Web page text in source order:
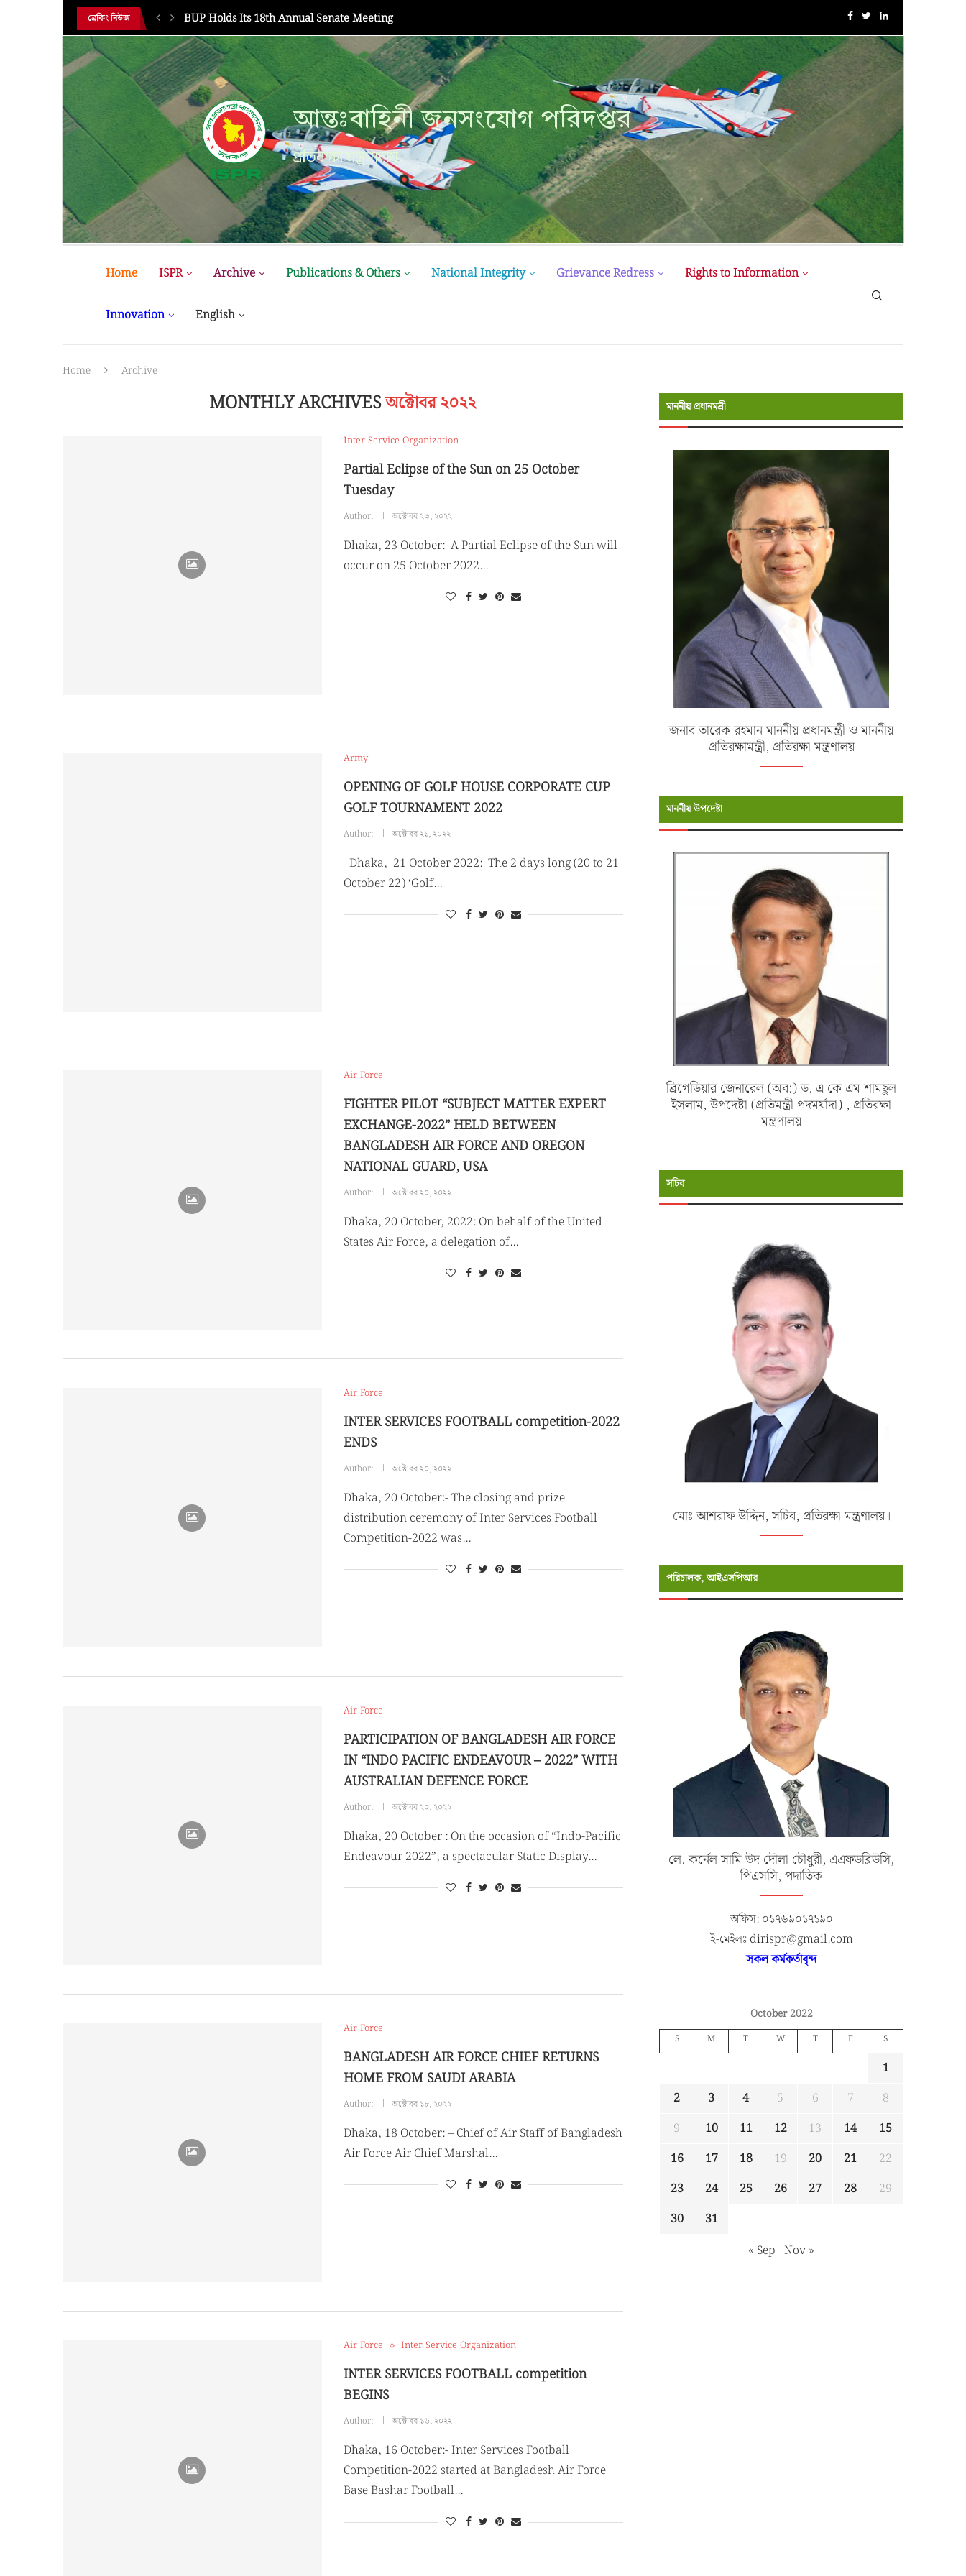
ব্রেকিং নিউজ BUP Holds Its 18th Annual Senate Meeting MIST MAVIROV Crowned as Champion at MATE ROV...
আন্তঃবাহিনী জনসংযোগ পরিদপ্তর
প্রতিরক্ষা মন্ত্রণালয়
Home ISPR Archive Publications & Others National Integrity Grievance Redress Rights to Information
Innovation English
Home Archive
MONTHLY ARCHIVESঅক্টোবর ২০২২
Inter Service Organization
Partial Eclipse of the Sun on 25 October
Tuesday
Author: অক্টোবর ২৩, ২০২২
Dhaka, 23 October: A Partial Eclipse of the Sun will
occur on 25 October 2022…
Army
OPENING OF GOLF HOUSE CORPORATE CUP
GOLF TOURNAMENT 2022
Author: অক্টোবর ২১, ২০২২
Dhaka, 21 October 2022: The 2 days long (20 to 21
October 22) ‘Golf…
Air Force
FIGHTER PILOT “SUBJECT MATTER EXPERT
EXCHANGE-2022” HELD BETWEEN
BANGLADESH AIR FORCE AND OREGON
NATIONAL GUARD, USA
Author: অক্টোবর ২০, ২০২২
Dhaka, 20 October, 2022: On behalf of the United
States Air Force, a delegation of…
Air Force
INTER SERVICES FOOTBALL competition-2022
ENDS
Author: অক্টোবর ২০, ২০২২
Dhaka, 20 October:- The closing and prize
distribution ceremony of Inter Services Football
Competition-2022 was…
Air Force
PARTICIPATION OF BANGLADESH AIR FORCE
IN “INDO PACIFIC ENDEAVOUR – 2022” WITH
AUSTRALIAN DEFENCE FORCE
Author: অক্টোবর ২০, ২০২২
Dhaka, 20 October : On the occasion of “Indo-Pacific
Endeavour 2022”, a spectacular Static Display…
Air Force
BANGLADESH AIR FORCE CHIEF RETURNS
HOME FROM SAUDI ARABIA
Author: অক্টোবর ১৮, ২০২২
Dhaka, 18 October: – Chief of Air Staff of Bangladesh
Air Force Air Chief Marshal…
Air Force Inter Service Organization
INTER SERVICES FOOTBALL competition
BEGINS
Author: অক্টোবর ১৬, ২০২২
Dhaka, 16 October:- Inter Services Football
Competition-2022 started at Bangladesh Air Force
Base Bashar Football…
মাননীয় প্রধানমন্রী
জনাব তারেক রহমান মাননীয় প্রধানমন্ত্রী ও মাননীয়
প্রতিরক্ষামন্ত্রী, প্রতিরক্ষা মন্ত্রণালয়
মাননীয় উপদেষ্টা
ব্রিগেডিয়ার জেনারেল (অব:) ড. এ কে এম শামছুল
ইসলাম, উপদেষ্টা (প্রতিমন্ত্রী পদমর্যাদা) , প্রতিরক্ষা
মন্ত্রণালয়
সচিব
মোঃ আশরাফ উদ্দিন, সচিব, প্রতিরক্ষা মন্ত্রণালয়।
পরিচালক, আইএসপিআর
লে. কর্নেল সামি উদ দৌলা চৌধুরী, এএফডব্লিউসি,
পিএসসি, পদাতিক
অফিস: ০১৭৬৯০১৭১৯০
ই-মেইলঃ dirispr@gmail.com
সকল কর্মকর্তাবৃন্দ
October 2022
S M T W T F S
1
2
3 4 5 6 7
8
9
10 11 12 13 14
15
16
17 18 19 20 21
22
23
24 25 26 27 28
29
30
31
« Sep Nov »